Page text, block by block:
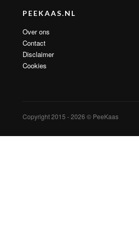
PEEKAAS.NL
Over ons
Contact
Disclaimer
Cookies
Copyright 2015 - 2026 © PeeKaas